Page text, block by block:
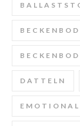
DATTELN